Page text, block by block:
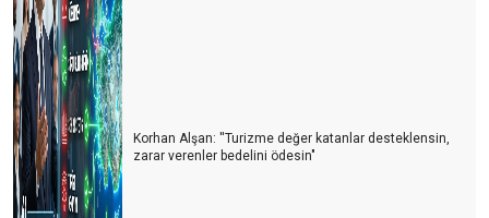
SİGARA YASAĞININ ARKASI GELİR Mİ?
Ortak kültür mirasımız; SAMATYA
TATiLCiLERiN YURTDIŞI TUR ŞiRKETLERiNE ÖDEDiĞi
PARALARININ AKIBETi NE OLACAK?
TÜRSAB BAŞKANI İLE TOPLANDIK
REHBER EŞLERİ
Korhan Alşan: ''Turizme değer katanlar desteklensin,
zarar verenler bedelini ödesin"